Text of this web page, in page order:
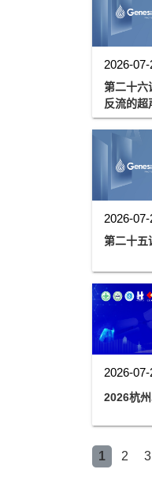
2026-
第二十
反流的超
2026-
第二十五
2026-
2026杭
1 2 3